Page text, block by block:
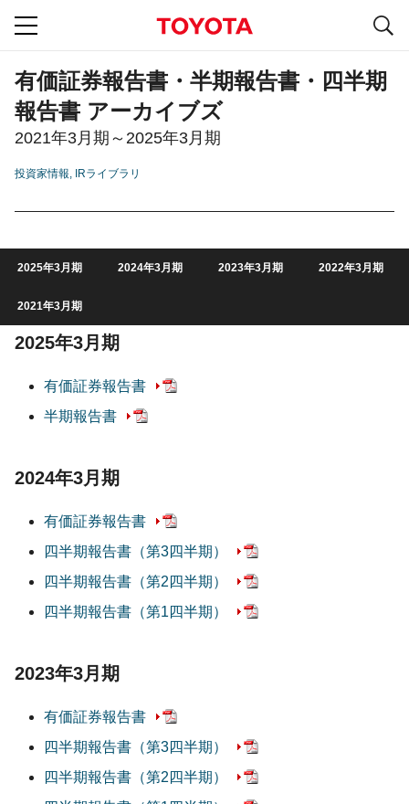
有価証券報告書・半期報告書・四半期
報告書 アーカイブズ
2021年3月期～2025年3月期
投資家情報 IRライブラリ
2025年3月期 2024年3月期 2023年3月期 2022年3月期
2021年3月期
2025年3月期
有価証券報告書
半期報告書
2024年3月期
有価証券報告書
四半期報告書 （第3四半期）
四半期報告書 （第2四半期）
四半期報告書 （第1四半期）
2023年3月期
有価証券報告書
四半期報告書 （第3四半期）
四半期報告書 （第2四半期）